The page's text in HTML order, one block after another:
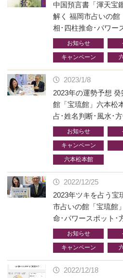
中国預言書「渾天宝
解く 福岡市占いの
相･四柱推命･パワー
お知らせ
キャンペーン
2023/1/8
2023年の運勢予想
館「宝琉館」六本
占･姓名判断･風水･
お知らせ
キャンペーン
六本松本館
2022/12/25
2023年ツキを占う宝
市占いの館「宝琉館
命･パワースポット･
お知らせ
キャンペーン
2022/12/18